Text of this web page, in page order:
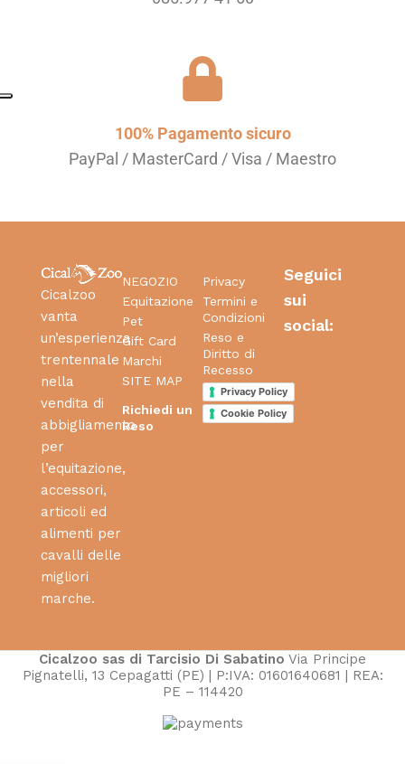
100% Pagamento sicuro
PayPal / MasterCard / Visa / Maestro
Cicalzoo
vanta
un’esperienza
trentennale
nella
vendita di
abbigliamento
per
l’equitazione,
accessori,
articoli ed
alimenti per
cavalli delle
migliori
marche.
NEGOZIO
Equitazione
Pet
Gift Card
Marchi
SITE MAP
Richiedi un
Reso
Privacy
Termini e
Condizioni
Reso e
Diritto di
Recesso
Privacy Policy
Cookie Policy
Seguici
sui
social:
Cicalzoo sas di Tarcisio Di Sabatino Via Principe
Pignatelli, 13 Cepagatti (PE) | P:IVA: 01601640681 | REA:
PE – 114420